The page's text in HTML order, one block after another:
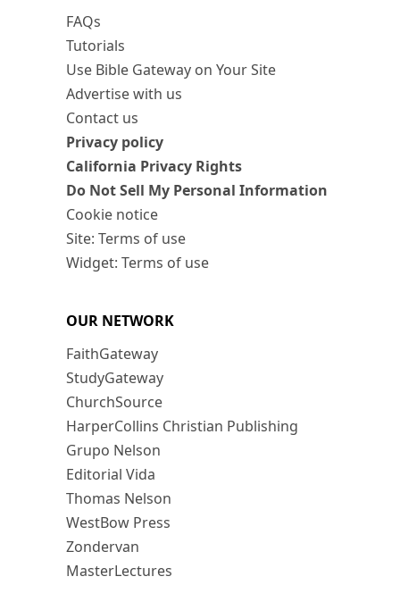
FAQs
Tutorials
Use Bible Gateway on Your Site
Advertise with us
Contact us
Privacy policy
California Privacy Rights
Do Not Sell My Personal Information
Cookie notice
Site: Terms of use
Widget: Terms of use
OUR NETWORK
FaithGateway
StudyGateway
ChurchSource
HarperCollins Christian Publishing
Grupo Nelson
Editorial Vida
Thomas Nelson
WestBow Press
Zondervan
MasterLectures